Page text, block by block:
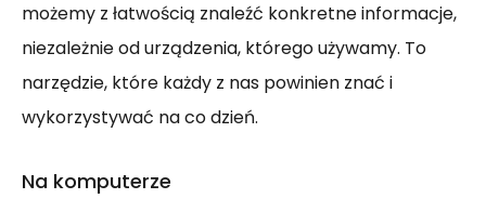
możemy z łatwością znaleźć konkretne informacje,
niezależnie od urządzenia, którego używamy. To
narzędzie, które każdy z nas powinien znać i
wykorzystywać na co dzień.
Na komputerze